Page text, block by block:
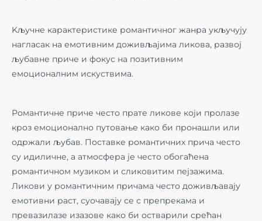
Kључне карактеристике романтичног жанра укључују
нагласак на емотивним доживљајима ликова, развој
љубавне приче и фокус на позитивним
емоционалним искуствима.
Романтичне приче често прате ликове који пролазе
кроз емоционално путовање како би пронашли или
одржали љубав. Поставке романтичних прича често
су идиличне, а атмосфера је често обогаћена
романтичном музиком и сликовитим пејзажима.
Ликови у романтичним причама често доживљавају
емотивни раст, суочавају се с препрекама и
превазилазе изазове како би остварили срећан